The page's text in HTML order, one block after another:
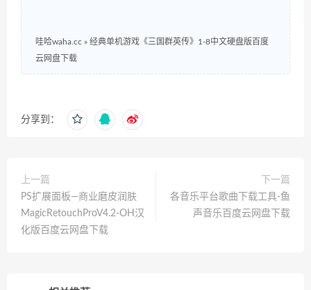
哇哈waha.cc » 经典单机游戏《三国群英传》1-8中文硬盘版百度
云网盘下载
分享到：
上一篇
PS扩展面板—商业磨皮润肤
MagicRetouchProV4.2-OH汉
化版百度云网盘下载
下一篇
各音乐平台歌曲下载工具-鱼
声音乐百度云网盘下载